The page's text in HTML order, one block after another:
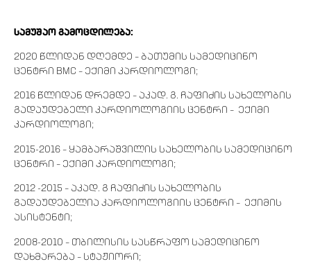
სამუშაო გამოცდილება:
2020 წლიდან დღემდე – ბათუმის სამედიცინო
ცენტრი BMC – ექიმი კარდიოლოგი;
2016 წლიდან დრემდე – აკად. გ. ჩაფიძის სახელობის
გადაუდებელი კარდიოლოგიის ცენტრი – ექიმი
კარდიოლოგი;
2015-2016 – ყამბარაშვილის სახელობის სამედიცინო
ცენტრი – ექიმი კარდიოლოგი;
2012 -2015 – აკად. გ ჩაფიძის სახელობის
გადაუდებელია კარდიოლოგიის ცენტრი – ექიმის
ასისტენტი;
2008-2010 – თბილისის სასწრაფო სამედიცინო
დახმარება – სტაჟიორი;